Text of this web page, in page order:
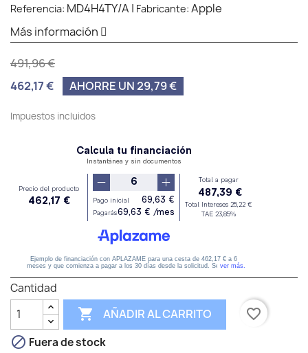
Referencia: MD4H4TY/A | Fabricante: Apple
Más información
491,96 €
462,17 €
AHORRE UN 29,79 €
Impuestos incluidos
Cantidad
 AÑADIR AL CARRITO
favorite_border
 Fuera de stock